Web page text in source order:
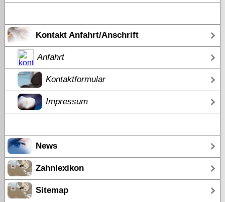
Kontakt Anfahrt/Anschrift
Anfahrt
Kontaktformular
Impressum
News
Zahnlexikon
Sitemap